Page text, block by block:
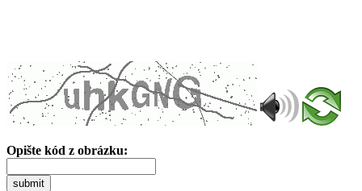
Opište kód z obrázku:
submit